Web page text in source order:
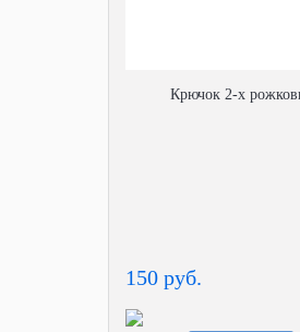
Крючок 2-х
150 руб.